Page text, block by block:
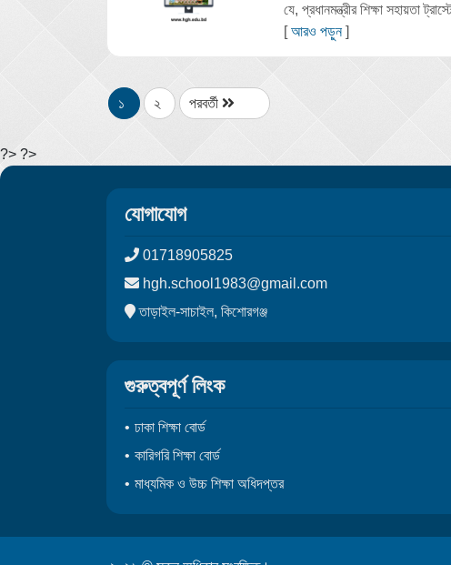
যে, প্রধানমন্ত্রীর শিক্ষা সহায়তা
[আরও পড়ুন]
১ ২ পরবর্তী
?> ?>
যোগাযোগ
01718905825
hgh.school1983@gmail.com
তাড়াইল-সাচাইল, কিশোরগঞ্জ
গুরুত্বপূর্ণ লিংক
ঢাকা শিক্ষা বোর্ড
কারিগরি শিক্ষা বোর্ড
মাধ্যমিক ও উচ্চ শিক্ষা অধিদপ্তর